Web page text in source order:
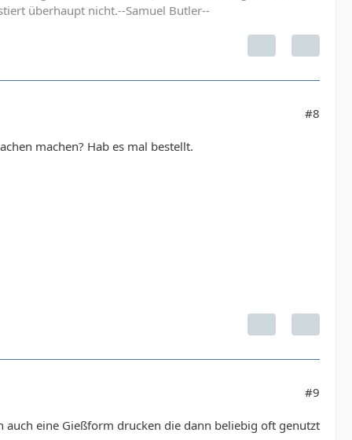
überhaupt nicht.--Samuel Butler--
#8
machen? Hab es mal bestellt.
#9
eine Gießform drucken die dann beliebig oft genutzt